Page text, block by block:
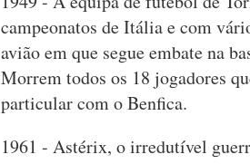
campeonatos de Itália e com
avião em que segue embate na
Morrem todos os 18 jogadores
particular com o Benfica.
1961 - Astérix, o irredutível